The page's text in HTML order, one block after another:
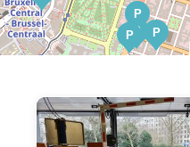
P
P
P
P
P
P